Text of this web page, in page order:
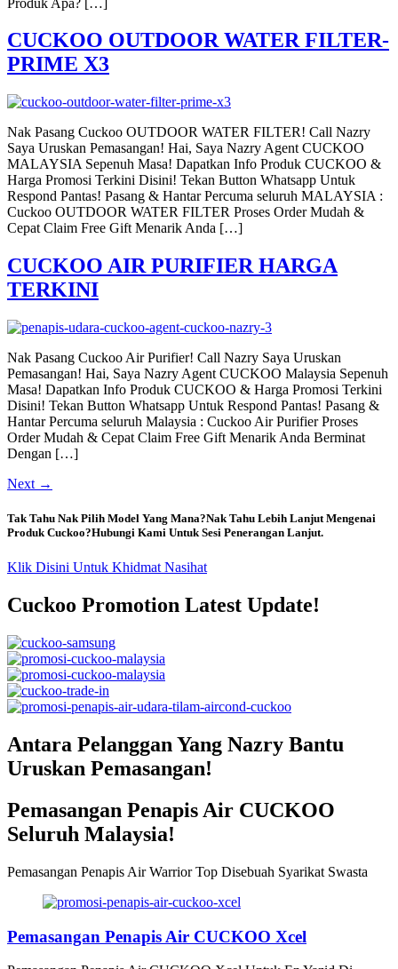
CUCKOO OUTDOOR WATER FILTER-
PRIME X3
Nak Pasang Cuckoo OUTDOOR WATER FILTER! Call Nazry
Saya Uruskan Pemasangan! Hai, Saya Nazry Agent CUCKOO
MALAYSIA Sepenuh Masa! Dapatkan Info Produk CUCKOO &
Harga Promosi Terkini Disini! Tekan Button Whatsapp Untuk
Respond Pantas! Pasang & Hantar Percuma seluruh MALAYSIA :
Cuckoo OUTDOOR WATER FILTER Proses Order Mudah &
Cepat Claim Free Gift Menarik Anda […]
CUCKOO AIR PURIFIER HARGA
TERKINI
Nak Pasang Cuckoo Air Purifier! Call Nazry Saya Uruskan
Pemasangan! Hai, Saya Nazry Agent CUCKOO Malaysia Sepenuh
Masa! Dapatkan Info Produk CUCKOO & Harga Promosi Terkini
Disini! Tekan Button Whatsapp Untuk Respond Pantas! Pasang &
Hantar Percuma seluruh Malaysia : Cuckoo Air Purifier Proses
Order Mudah & Cepat Claim Free Gift Menarik Anda Berminat
Dengan […]
Next →
Tak Tahu Nak Pilih Model Yang Mana?Nak Tahu Lebih Lanjut Mengenai
Produk Cuckoo?Hubungi Kami Untuk Sesi Penerangan Lanjut.
Klik Disini Untuk Khidmat Nasihat
Cuckoo Promotion Latest Update!
Antara Pelanggan Yang Nazry Bantu
Uruskan Pemasangan!
Pemasangan Penapis Air CUCKOO
Seluruh Malaysia!
Pemasangan Penapis Air Warrior Top Disebuah Syarikat Swasta
Pemasangan Penapis Air CUCKOO Xcel